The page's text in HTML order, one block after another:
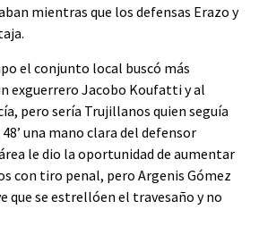
mientras que los defensas Erazo y
el conjunto local buscó más
exguerrero Jacobo Koufatti y al
pero sería Trujillanos quien seguía
una mano clara del defensor
le dio la oportunidad de aumentar
con tiro penal, pero Argenis Gómez
que se estrellóen el travesaño y no